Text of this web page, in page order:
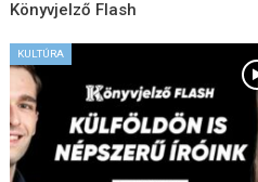
Könyvjelző Flash
KULTÚRA